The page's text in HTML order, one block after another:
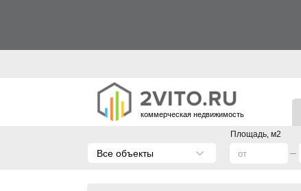
коммерческая недвижимость
Площадь, м2
Все объекты